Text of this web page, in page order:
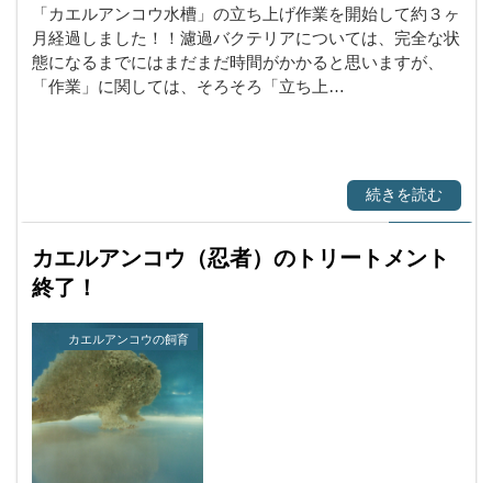
「カエルアンコウ水槽」の立ち上げ作業を開始して約３ヶ
月経過しました！！濾過バクテリアについては、完全な状
態になるまでにはまだまだ時間がかかると思いますが、
「作業」に関しては、そろそろ「立ち上…
続きを読む
カエルアンコウ（忍者）のトリートメント
終了！
カエルアンコウの飼育